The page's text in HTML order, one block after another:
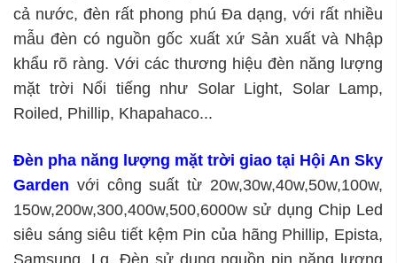
cả nước, đèn rất phong phú Đa dạng, với rất nhiều
mẫu đèn có nguồn gốc xuất xứ Sản xuất và Nhập
khẩu rõ ràng. Với các thương hiệu đèn năng lượng
mặt trời Nổi tiếng như Solar Light, Solar Lamp,
Roiled, Phillip, Khapahaco...
Đèn pha năng lượng mặt trời giao tại Hội An Sky
Garden với công suất từ 20w,30w,40w,50w,100w,
150w,200w,300,400w,500,6000w sử dụng Chip Led
siêu sáng siêu tiết kệm Pin của hãng Phillip, Epista,